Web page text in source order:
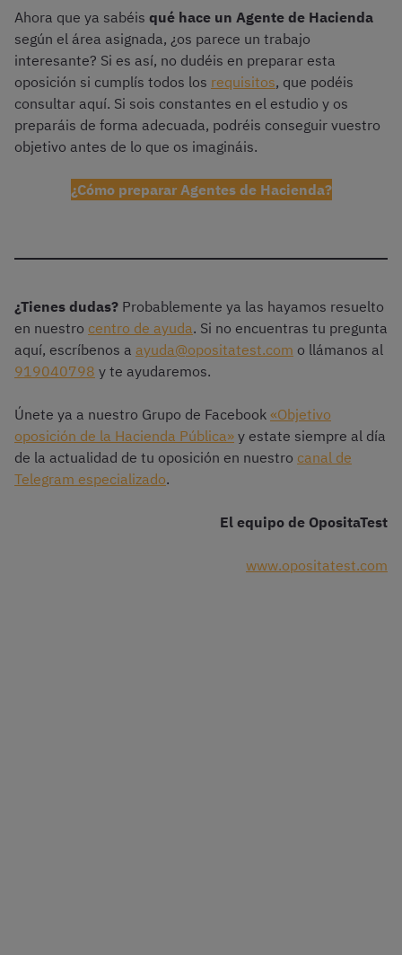
Ahora que ya sabéis qué hace un Agente de Hacienda
según el área asignada, ¿os parece un trabajo
interesante? Si es así, no dudéis en preparar esta
oposición si cumplís todos los requisitos, que podéis
consultar aquí. Si sois constantes en el estudio y os
preparáis de forma adecuada, podréis conseguir vuestro
objetivo antes de lo que os imagináis.
¿Cómo preparar Agentes de Hacienda?
¿Tienes dudas? Probablemente ya las hayamos resuelto
en nuestro centro de ayuda. Si no encuentras tu pregunta
aquí, escríbenos a ayuda@opositatest.com o llámanos al
919040798 y te ayudaremos.
Únete ya a nuestro Grupo de Facebook «Objetivo
oposición de la Hacienda Pública» y estate siempre al día
de la actualidad de tu oposición en nuestro canal de
Telegram especializado.
El equipo de OpositaTest
www.opositatest.com